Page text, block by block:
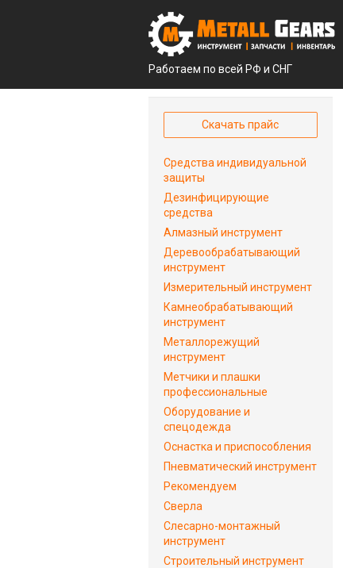
Работаем по всей РФ и СНГ
Скачать прайс
Средства индивидуальной
защиты
Дезинфицирующие
средства
Алмазный инструмент
Деревообрабатывающий
инструмент
Измерительный инструмент
Камнеобрабатывающий
инструмент
Металлорежущий
инструмент
Метчики и плашки
профессиональные
Оборудование и
спецодежда
Оснастка и приспособления
Пневматический инструмент
Рекомендуем
Сверла
Слесарно-монтажный
инструмент
Строительный инструмент